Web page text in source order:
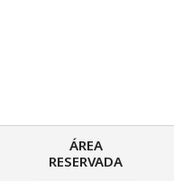
ÁREA
RESERVADA